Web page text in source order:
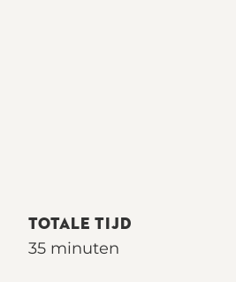
TOTALE TIJD
35 minuten